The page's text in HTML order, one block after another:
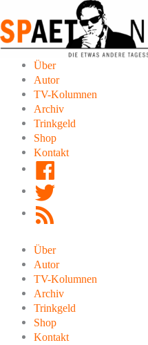
Inhalt
springen
Über
Autor
TV-Kolumnen
Archiv
Trinkgeld
Shop
Kontakt
Über
Autor
TV-Kolumnen
Archiv
Trinkgeld
Shop
Kontakt